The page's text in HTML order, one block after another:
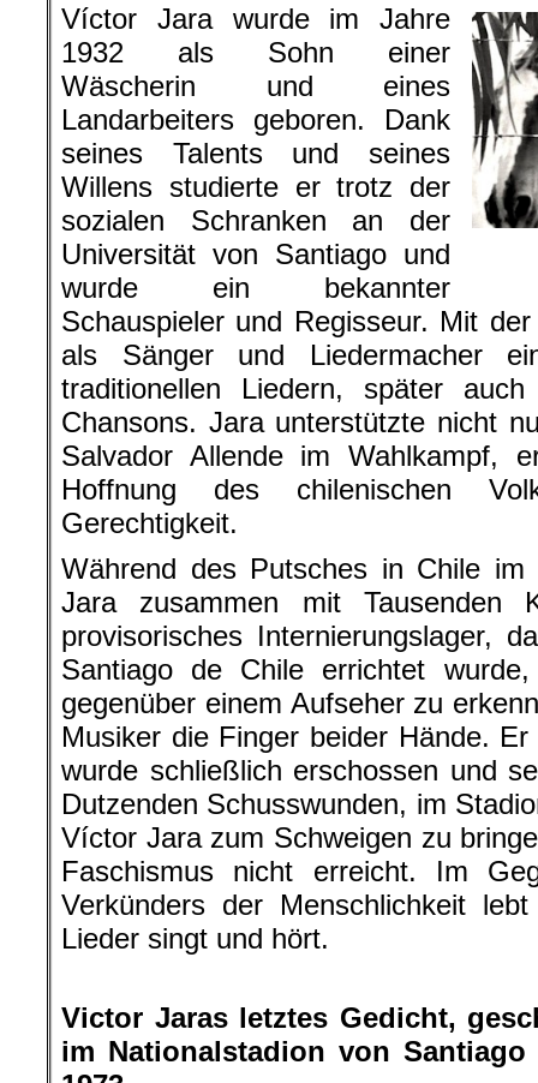
Víctor Jara wurde im Jahre
1932 als Sohn einer
Wäscherin und eines
Landarbeiters geboren. Dank
seines Talents und seines
Willens studierte er trotz der
sozialen Schranken an der
Universität von Santiago und
wurde ein bekannter
Schauspieler und Regisseur. Mit
als Sänger und Liedermacher
traditionellen Liedern, später
Chansons. Jara unterstützte nicht
Salvador Allende im Wahlkampf,
Hoffnung des chilenischen
Gerechtigkeit.
Während des Putsches in Chile
Jara zusammen mit Tausenden
provisorisches Internierungslager,
Santiago de Chile errichtet
gegenüber einem Aufseher zu
Musiker die Finger beider Hände.
wurde schließlich erschossen und
Dutzenden Schusswunden, im
Víctor Jara zum Schweigen zu
Faschismus nicht erreicht. Im
Verkünders der Menschlichkeit
Lieder singt und hört.
Victor Jaras letztes Gedicht,
im Nationalstadion von